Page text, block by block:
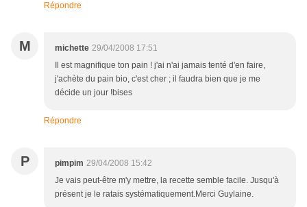
Répondre
M michette 29/04/2008 17:51
Il est magnifique ton pain ! j'ai n'ai jamais tenté d'en faire,
j'achète du pain bio, c'est cher ; il faudra bien que je me
décide un jour !bises
Répondre
P pimpim 29/04/2008 15:42
Je vais peut-être m'y mettre, la recette semble facile. Jusqu'à
présent je le ratais systématiquement.Merci Guylaine.